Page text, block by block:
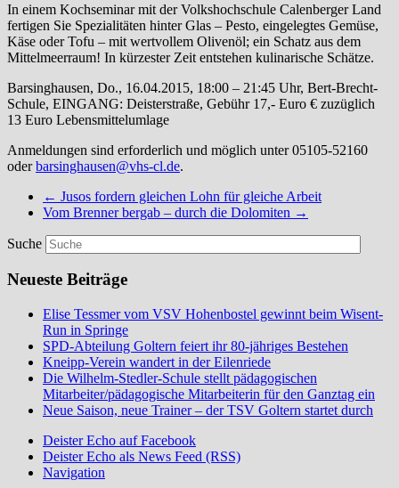
In einem Kochseminar mit der Volkshochschule Calenberger Land
fertigen Sie Spezialitäten hinter Glas – Pesto, eingelegtes Gemüse,
Käse oder Tofu – mit wertvollem Olivenöl; ein Schatz aus dem
Mittelmeerraum! In kürzester Zeit entstehen kulinarische Schätze.
Barsinghausen, Do., 16.04.2015, 18:00 – 21:45 Uhr, Bert-Brecht-
Schule, EINGANG: Deisterstraße, Gebühr 17,- Euro € zuzüglich
13 Euro Lebensmittelumlage
Anmeldungen sind erforderlich und möglich unter 05105-52160
oderbarsinghausen@vhs-cl.de.
← Jusos fordern gleichen Lohn für gleiche Arbeit
Vom Brenner bergab – durch die Dolomiten →
Suche
Neueste Beiträge
Elise Tessmer vom VSV Hohenbostel gewinnt beim Wisent-
Run in Springe
SPD-Abteilung Goltern feiert ihr 80-jähriges Bestehen
Kneipp-Verein wandert in der Eilenriede
Die Wilhelm-Stedler-Schule stellt pädagogischen
Mitarbeiter/pädagogische Mitarbeiterin für den Ganztag ein
Neue Saison, neue Trainer – der TSV Goltern startet durch
Deister Echo auf Facebook
Deister Echo als News Feed (RSS)
Navigation